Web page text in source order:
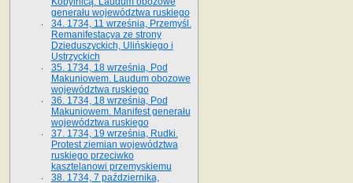
generału województwa ruskiego
34. 1734, 11 września, Przemyśl.
Remanifestacya ze strony
Dzieduszyckich, Ulińskiego i
Ustrzyckich
35. 1734, 18 września, Pod
Makuniowem. Laudum obozowe
województwa ruskiego
36. 1734, 18 września, Pod
Makuniowem. Manifest generału
województwa ruskiego
37. 1734, 19 września, Rudki.
Protest ziemian województwa
ruskiego przeciwko
kasztelanowi przemyskiemu
38. 1734, 7 października,